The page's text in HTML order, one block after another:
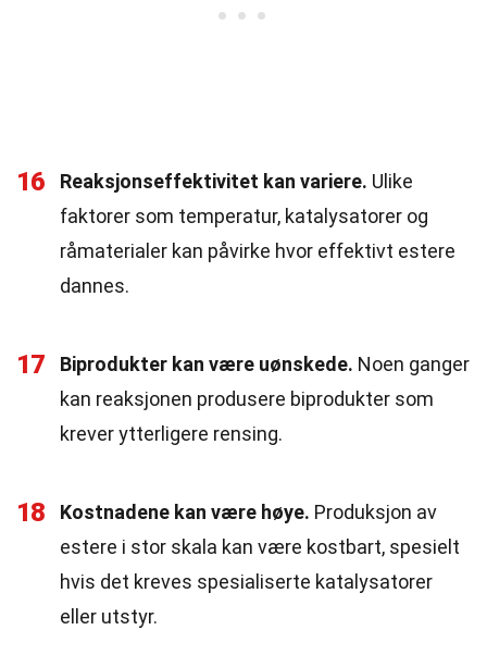
16 Reaksjonseffektivitet kan variere. Ulike
faktorer som temperatur, katalysatorer og
råmaterialer kan påvirke hvor effektivt estere
dannes.
17 Biprodukter kan være uønskede. Noen ganger
kan reaksjonen produsere biprodukter som
krever ytterligere rensing.
18 Kostnadene kan være høye. Produksjon av
estere i stor skala kan være kostbart, spesielt
hvis det kreves spesialiserte katalysatorer
eller utstyr.